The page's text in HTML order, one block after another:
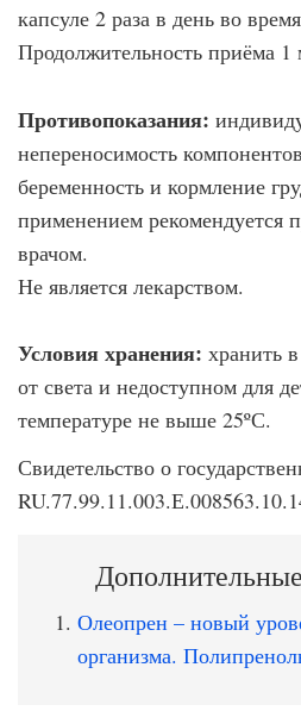
капсуле 2 раза в день во
Продолжительность приёма 1
Противопоказания:
непереносимость
беременность и кормление
применением рекомендуется
врачом.
Не является лекарством.
Условия хранения: хранить
от света и недоступном для
температуре не выше 25ºС.
Свидетельство о
Олеопрен – новый
организма.